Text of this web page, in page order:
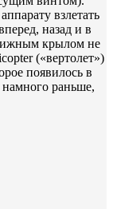
взлетать
назад и в
крылом не
(«вертолет»)
появилось в
намного раньше,